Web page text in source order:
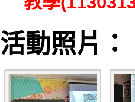
活動照片：